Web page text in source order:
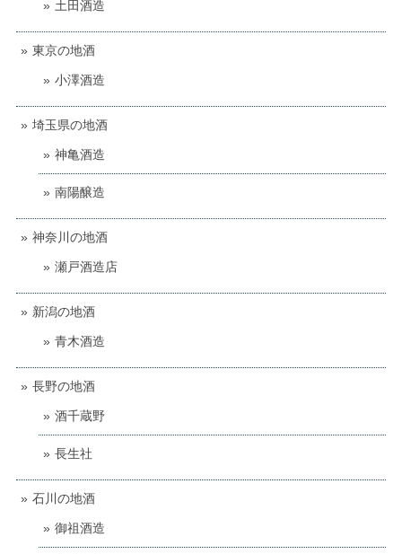
土田酒造
東京の地酒
小澤酒造
埼玉県の地酒
神亀酒造
南陽醸造
神奈川の地酒
瀬戸酒造店
新潟の地酒
青木酒造
長野の地酒
酒千蔵野
長生社
石川の地酒
御祖酒造